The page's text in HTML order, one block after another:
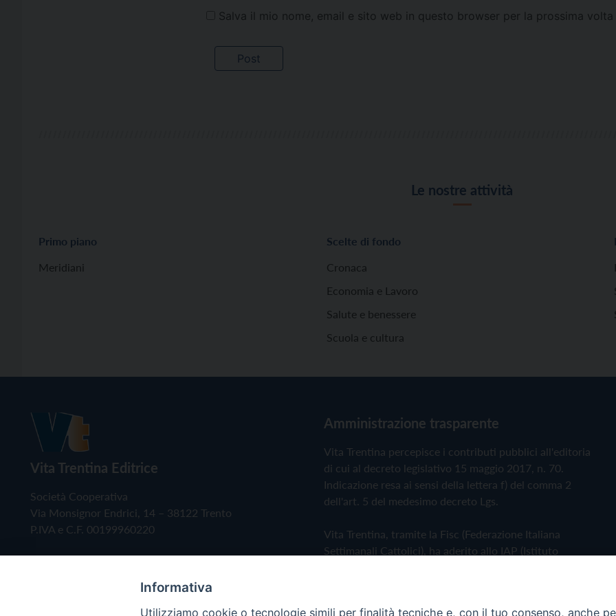
Salva il mio nome, email e sito web in questo browser per la prossima
Le nostre attività
Primo piano
Meridiani
Scelte di fondo
Cronaca
Economia e Lavoro
Salute e benessere
Scuola e cultura
Vita Trentina Editrice
Società Cooperativa
Via Monsignor Endrici, 14 – 38122 Trento
P.IVA e C.F. 00199960220
Amministrazione trasparente
Vita Trentina percepisce i contributi pubblici all'editoria
di cui al decreto legislativo 15 maggio 2017, n. 70.
Indicazione resa ai sensi della lettera f) del comma 2
dell'art. 5 del medesimo decreto Lgs.
Vita Trentina, tramite la Fisc (Federazione Italiana
Settimanali Cattolici), ha aderito allo IAP (Istituto
Privacy Policy Cookie Policy
Informativa
Utilizziamo cookie o tecnologie simili per finalità tecniche e, con il tuo consenso, anche